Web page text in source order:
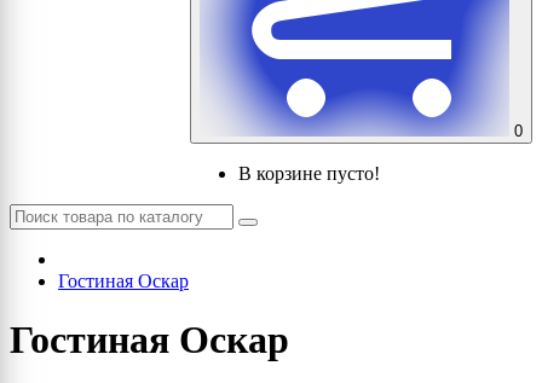
0
В корзине пусто!
Гостиная Оскар
Гостиная Оскар